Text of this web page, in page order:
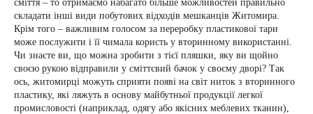
сміття – то отримаємо набагато більше можливостей правильно
складати інші види побутових відходів мешканців Житомира.
Крім того – важливим голосом за переробку пластикової тари
може послужити і її чимала користь у вторинному використанні.
Чи знаєте ви, що можна зробити з тієї пляшки, яку ви щойно
своєю рукою відправили у сміттєвий бачок у своєму дворі? Так
ось, житомирці можуть сприяти появі на світ ниток з вторинного
пластику, які ляжуть в основу майбутньої продукції легкої
промисловості (наприклад, одягу або якісних меблевих тканин),